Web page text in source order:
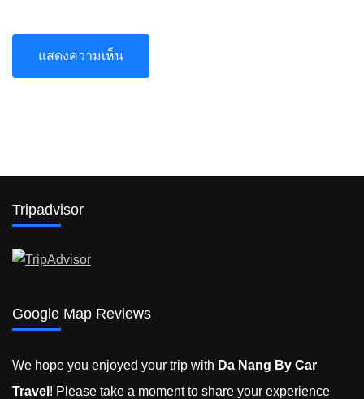
Tripadvisor
Google Map Reviews
We hope you enjoyed your trip with Da Nang By Car
Travel ! Please take a moment to share your experience